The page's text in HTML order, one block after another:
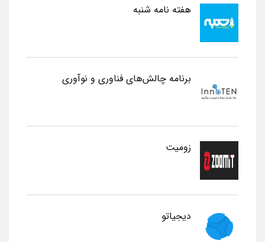
هفته نامه شنبه
برنامه چالش‌های فناوری و نوآوری
زومیت
دیجیاتو